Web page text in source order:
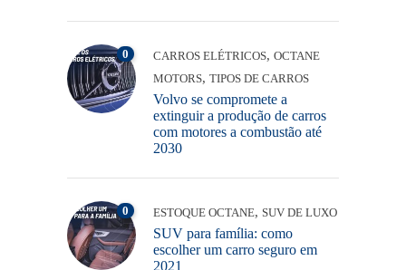
0 CARROS ELÉTRICOS, OCTANE
MOTORS, TIPOS DE CARROS
Volvo se compromete a
extinguir a produção de carros
com motores a combustão até
2030
0 ESTOQUE OCTANE, SUV DE LUXO
SUV para família: como
escolher um carro seguro em
2021